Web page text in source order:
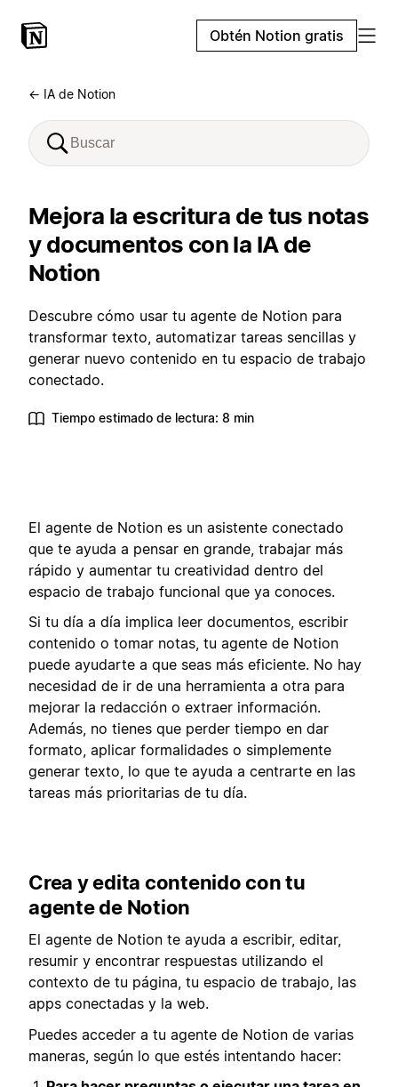
Obtén Notion gratis
← IA de Notion
Mejora la escritura de tus notas
y documentos con la IA de
Notion
Descubre cómo usar tu agente de Notion para
transformar texto, automatizar tareas sencillas y
generar nuevo contenido en tu espacio de trabajo
conectado.
Tiempo estimado de lectura: 8 min
El agente de Notion es un asistente conectado
que te ayuda a pensar en grande, trabajar más
rápido y aumentar tu creatividad dentro del
espacio de trabajo funcional que ya conoces.
Si tu día a día implica leer documentos, escribir
contenido o tomar notas, tu agente de Notion
puede ayudarte a que seas más eficiente. No hay
necesidad de ir de una herramienta a otra para
mejorar la redacción o extraer información.
Además, no tienes que perder tiempo en dar
formato, aplicar formalidades o simplemente
generar texto, lo que te ayuda a centrarte en las
tareas más prioritarias de tu día.
Crea y edita contenido con tu
agente de Notion
El agente de Notion te ayuda a escribir, editar,
resumir y encontrar respuestas utilizando el
contexto de tu página, tu espacio de trabajo, las
apps conectadas y la web.
Puedes acceder a tu agente de Notion de varias
maneras, según lo que estés intentando hacer: